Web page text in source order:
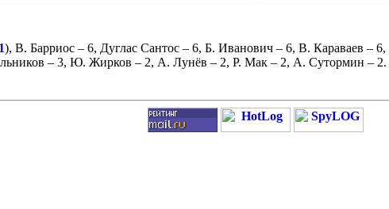
1), В. Барриос – 6, Дуглас Сантос – 6, Б. Иванович – 6, В. Караваев – 6,
– 3, Ю. Жирков – 2, А. Лунёв – 2, Р. Мак – 2, А. Сутормин – 2.